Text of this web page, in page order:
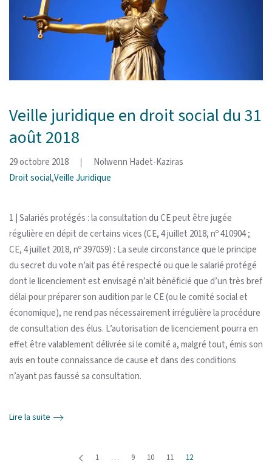
Veille juridique en droit social du 31
août 2018
29 octobre 2018
Nolwenn Hadet-Kaziras
Droit social,Veille Juridique
1 | Salariés protégés : la consultation du CE peut être jugée
régulière en dépit de certains vices (CE, 4 juillet 2018, nº 410904 ;
CE, 4 juillet 2018, nº 397059) : La seule circonstance que le principe
du secret du vote n’ait pas été respecté ou que le salarié protégé
dont le licenciement est envisagé n’ait bénéficié que d’un très bref
délai pour préparer son audition par le CE (ou le comité social et
économique), ne rend pas nécessairement irrégulière la procédure
de consultation des élus. L’autorisation de licenciement pourra en
effet être valablement délivrée si le comité a, malgré tout, émis son
avis en toute connaissance de cause et dans des conditions
n’ayant pas faussé sa consultation.
Lire la suite
1 … 9 10 11 12